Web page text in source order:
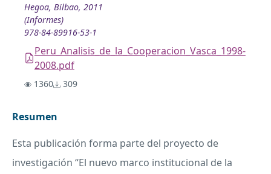
Hegoa, Bilbao, 2011
(Informes)
978-84-89916-53-1
Peru_Analisis_de_la_Cooperacion_Vasca_1998-
2008.pdf
1360 309
Resumen
Esta publicación forma parte del proyecto de
investigación “El nuevo marco institucional de la